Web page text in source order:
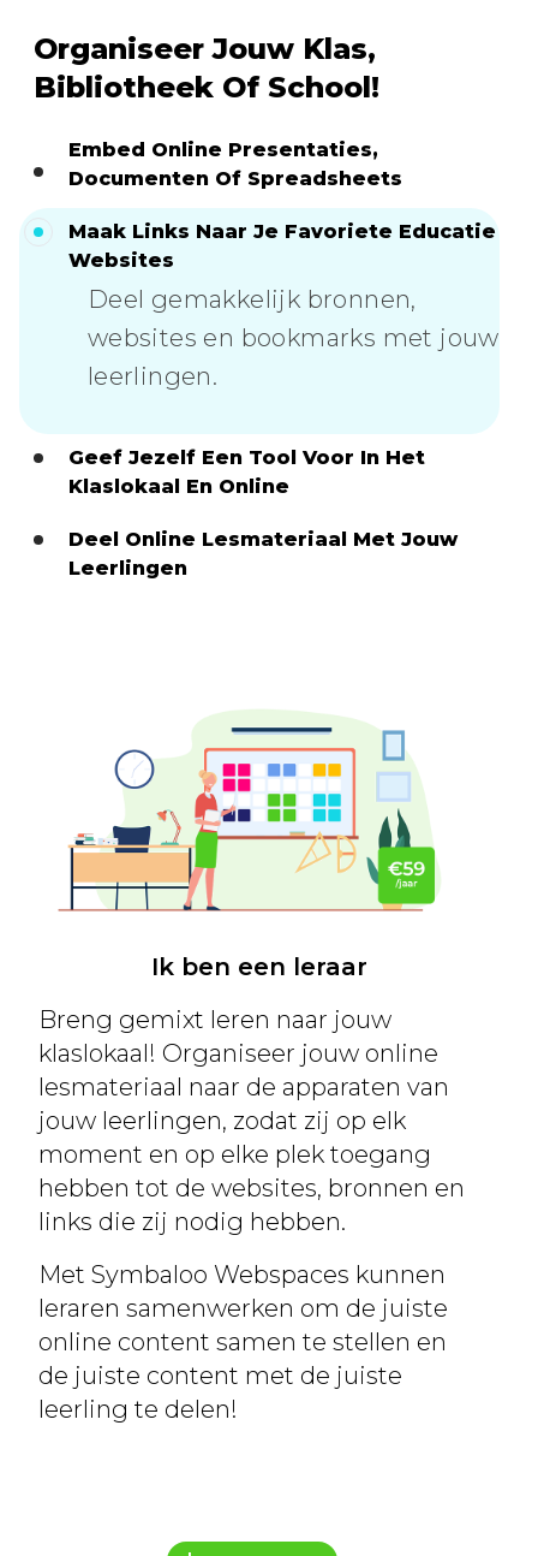
Organiseer Jouw Klas,
Bibliotheek Of School!
Embed Online Presentaties,
Documenten Of Spreadsheets
Maak Links Naar Je Favoriete Educatie
Websites
Deel gemakkelijk bronnen,
websites en bookmarks met jouw
leerlingen.
Geef Jezelf Een Tool Voor In Het
Klaslokaal En Online
Deel Online Lesmateriaal Met Jouw
Leerlingen
Ik ben een leraar
Breng gemixt leren naar jouw
klaslokaal! Organiseer jouw online
lesmateriaal naar de apparaten van
jouw leerlingen, zodat zij op elk
moment en op elke plek toegang
hebben tot de websites, bronnen en
links die zij nodig hebben.
Met Symbaloo Webspaces kunnen
leraren samenwerken om de juiste
online content samen te stellen en
de juiste content met de juiste
leerling te delen!